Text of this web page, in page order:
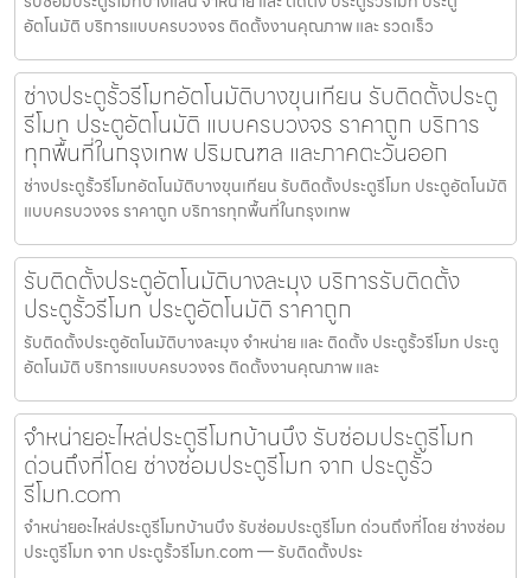
อัตโนมัติ บริการแบบครบวงจร ติดตั้งงานคุณภาพ และ รวดเร็ว
ช่างประตูรั้วรีโมทอัตโนมัติบางขุนเทียน รับติดตั้งประตู
รีโมท ประตูอัตโนมัติ แบบครบวงจร ราคาถูก บริการ
ทุกพื้นที่ในกรุงเทพ ปริมณฑล และภาคตะวันออก
ช่างประตูรั้วรีโมทอัตโนมัติบางขุนเทียน รับติดตั้งประตูรีโมท ประตูอัตโนมัติ
แบบครบวงจร ราคาถูก บริการทุกพื้นที่ในกรุงเทพ
รับติดตั้งประตูอัตโนมัติบางละมุง บริการรับติดตั้ง
ประตูรั้วรีโมท ประตูอัตโนมัติ ราคาถูก
รับติดตั้งประตูอัตโนมัติบางละมุง จำหน่าย และ ติดตั้ง ประตูรั้วรีโมท ประตู
อัตโนมัติ บริการแบบครบวงจร ติดตั้งงานคุณภาพ และ
จำหน่ายอะไหล่ประตูรีโมทบ้านบึง รับซ่อมประตูรีโมท
ด่วนถึงที่โดย ช่างซ่อมประตูรีโมท จาก ประตูรั้ว
รีโมท.com
จำหน่ายอะไหล่ประตูรีโมทบ้านบึง รับซ่อมประตูรีโมท ด่วนถึงที่โดย ช่างซ่อม
ประตูรีโมท จาก ประตูรั้วรีโมท.com — รับติดตั้งประ